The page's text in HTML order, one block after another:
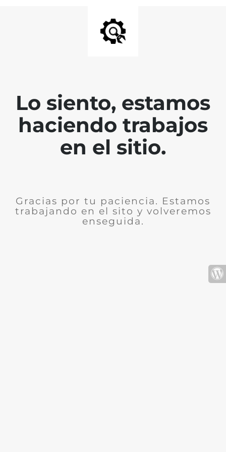
Lo siento, estamos
haciendo trabajos
en el sitio.
Gracias por tu paciencia. Estamos
trabajando en el sito y volveremos
enseguida.